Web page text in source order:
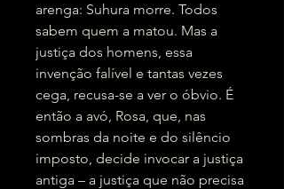
arenga: Suhura morre. Todos
sabem quem a matou. Mas a
justiça dos homens, essa
invenção falível e tantas vezes
cega, recusa-se a ver o óbvio. É
então a avó, Rosa, que, nas
sombras da noite e do silêncio
imposto, decide invocar a justiça
antiga – a justiça que não precisa